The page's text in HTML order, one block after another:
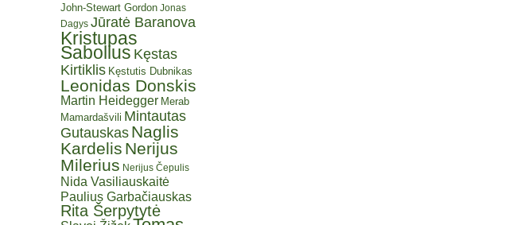
John-Stewart Gordon Jonas
Dagys Jūratė Baranova
Kristupas
Sabolius Kęstas
Kirtiklis Kęstutis Dubnikas
Leonidas Donskis
Martin Heidegger Merab
Mamardašvili Mintautas
Gutauskas Naglis
Kardelis Nerijus
Milerius Nerijus Čepulis
Nida Vasiliauskaitė
Paulius Garbačiauskas
Rita Šerpytytė